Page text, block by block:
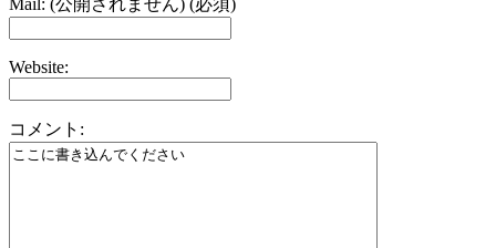
Website:
コメント: